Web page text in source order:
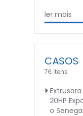
ler mais
CASOS
76 Itens
20HP
o Senegal